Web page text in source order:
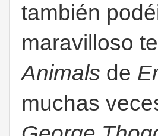
también
maravilloso
Animals de
muchas